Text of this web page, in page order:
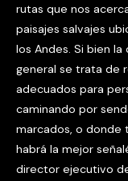
rutas que nos
paisajes salvajes
los Andes. Si bien
general se trata de
adecuados para
caminando por
marcados, o donde
habrá la mejor
director ejecutivo